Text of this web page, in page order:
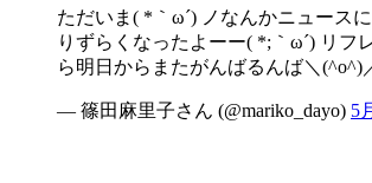
ただいま( *｀ω´) ノなんかニュース
りずらくなったよーー( *;｀ω´) リフ
ら明日からまたがんばるんば＼(^o^)
— 篠田麻里子さん (@mariko_dayo) 5